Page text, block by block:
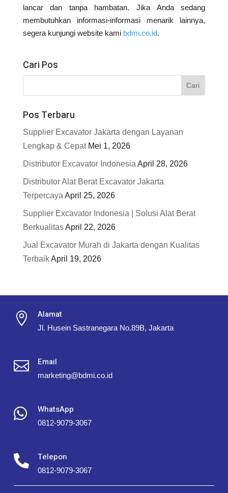
lancar dan tanpa hambatan. Jika Anda sedang
membutuhkan informasi-informasi menarik lainnya,
segera kunjungi website kami bdmi.co.id.
Cari Pos
Pos Terbaru
Supplier Excavator Jakarta dengan Layanan
Lengkap & Cepat Mei 1, 2026
Distributor Excavator Indonesia April 28, 2026
Distributor Alat Berat Excavator Jakarta
Terpercaya April 25, 2026
Supplier Excavator Indonesia | Solusi Alat Berat
BerkualitasApril 22, 2026
Jual Excavator Murah di Jakarta dengan Kualitas
TerbaikApril 19, 2026
 Alamat
Jl. Husein Sastranegara No.89B, Jakarta
 Email
marketing@bdmi.co.id
 WhatsApp
0812-9079-3067
 Telepon
0812-9079-3067